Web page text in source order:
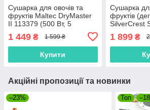
Сушарка для овочів та
фруктів Maltec DryMaster
II 113379 (500 Вт, 5
1 449 ₴ 1 599 ₴
Купити
Сушарка
фруктів
SilverCrest
(370 Вт, 5
48 год,
Німеччина)
1 899₴
Акційні пропозиції та новинки
–23% Топ